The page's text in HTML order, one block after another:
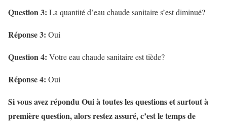
Question 3: La quantité d’eau chaude sanitaire s’est diminué?
Réponse 3: Oui
Question 4: Votre eau chaude sanitaire est tiède?
Réponse 4: Oui
Si vous avez répondu Oui à toutes les questions et surtout à
première question, alors restez assuré, c’est le temps de